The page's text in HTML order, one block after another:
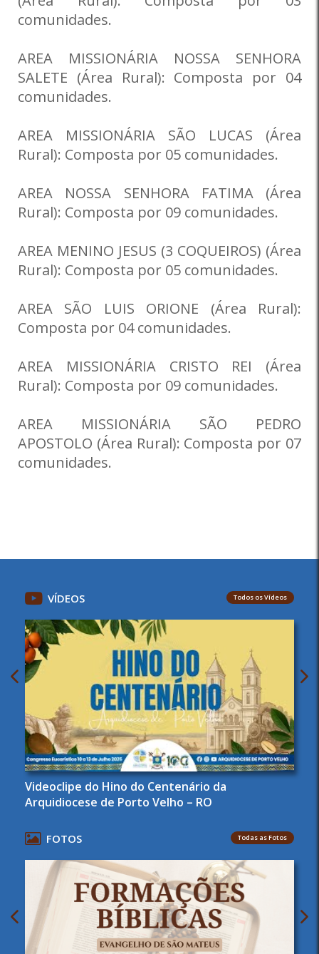
comunidades.
AREA MISSIONÁRIA NOSSA SENHORA
SALETE (Área Rural): Composta por 04
comunidades.
AREA MISSIONÁRIA SÃO LUCAS (Área
Rural): Composta por 05 comunidades.
AREA NOSSA SENHORA FATIMA (Área
Rural): Composta por 09 comunidades.
AREA MENINO JESUS (3 COQUEIROS) (Área
Rural): Composta por 05 comunidades.
AREA SÃO LUIS ORIONE (Área Rural):
Composta por 04 comunidades.
AREA MISSIONÁRIA CRISTO REI (Área
Rural): Composta por 09 comunidades.
AREA MISSIONÁRIA SÃO PEDRO
APOSTOLO (Área Rural): Composta por 07
comunidades.
VÍDEOS Todos os Vídeos
Videoclipe do Hino do Centenário da
Arquidiocese de Porto Velho – RO
FOTOS Todas as Fotos